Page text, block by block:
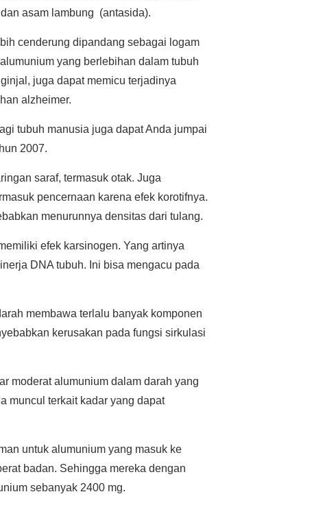
asam lambung (antasida).
cenderung dipandang sebagai logam
yang berlebihan dalam tubuh
juga dapat memicu terjadinya
alzheimer.
tubuh manusia juga dapat Anda jumpai
2007.
saraf, termasuk otak. Juga
pencernaan karena efek korotifnya.
menurunnya densitas dari tulang.
efek karsinogen. Yang artinya
DNA tubuh. Ini bisa mengacu pada
membawa terlalu banyak komponen
kerusakan pada fungsi sirkulasi
moderat alumunium dalam darah yang
muncul terkait kadar yang dapat
untuk alumunium yang masuk ke
badan. Sehingga mereka dengan
sebanyak 2400 mg.